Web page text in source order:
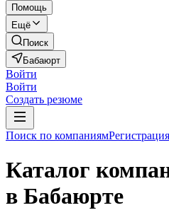
Помощь
Ещё
Поиск
Бабаюрт
Войти
Войти
Создать резюме
Поиск по компаниям
Каталог
в Бабаюрте